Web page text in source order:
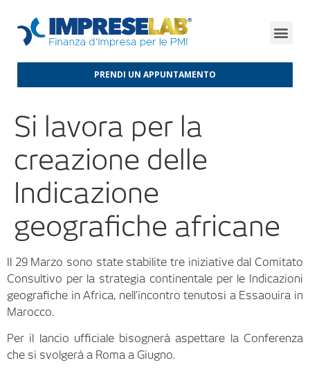
PRENDI UN APPUNTAMENTO
Si lavora per la
creazione delle
Indicazione
geografiche africane
Il 29 Marzo sono state stabilite tre iniziative dal Comitato
Consultivo per la strategia continentale per le Indicazioni
geografiche in Africa, nell’incontro tenutosi a Essaouira in
Marocco.
Per il lancio ufficiale bisognerà aspettare la Conferenza
che si svolgerà a Roma a Giugno.